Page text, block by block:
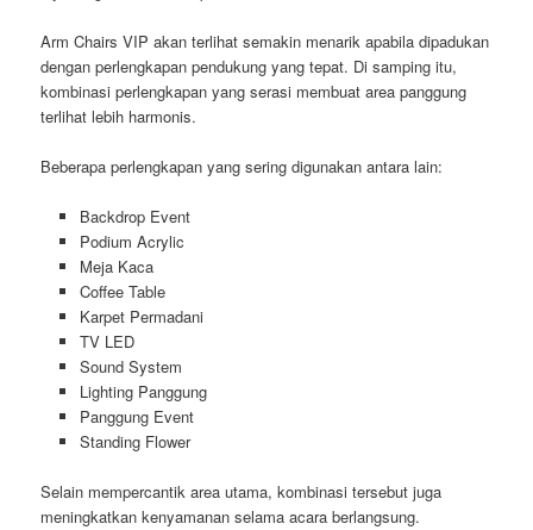
Arm Chairs VIP akan terlihat semakin menarik apabila dipadukan
dengan perlengkapan pendukung yang tepat. Di samping itu,
kombinasi perlengkapan yang serasi membuat area panggung
terlihat lebih harmonis.
Beberapa perlengkapan yang sering digunakan antara lain:
Backdrop Event
Podium Acrylic
Meja Kaca
Coffee Table
Karpet Permadani
TV LED
Sound System
Lighting Panggung
Panggung Event
Standing Flower
Selain mempercantik area utama, kombinasi tersebut juga
meningkatkan kenyamanan selama acara berlangsung.